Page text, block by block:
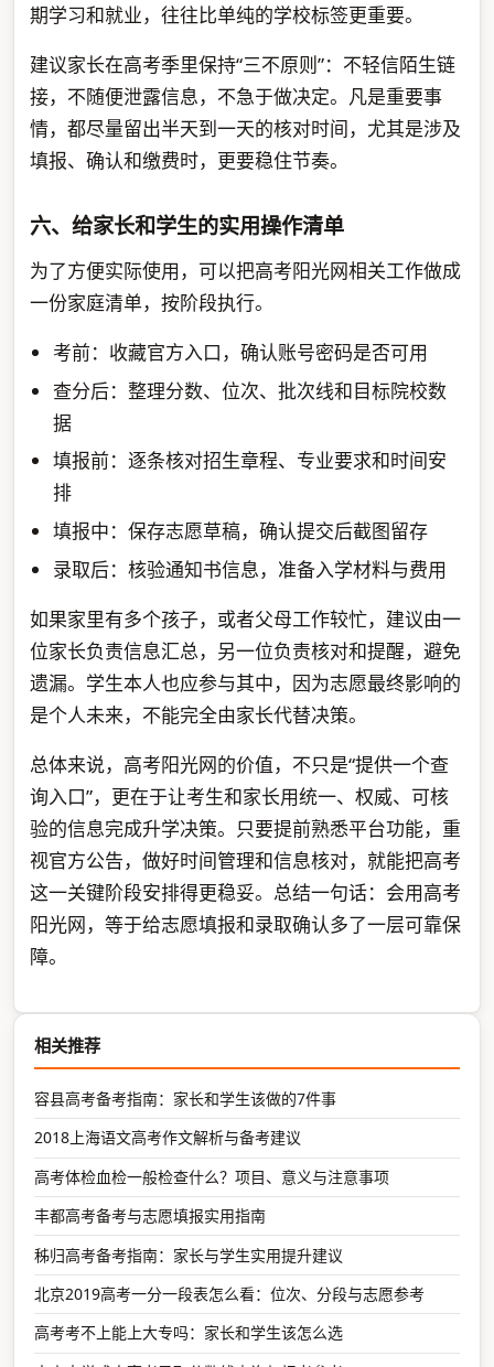
期学习和就业，往往比单纯的学校标签更重要。
建议家长在高考季里保持“三不原则”：不轻信陌生链
接，不随便泄露信息，不急于做决定。凡是重要事
情，都尽量留出半天到一天的核对时间，尤其是涉及
填报、确认和缴费时，更要稳住节奏。
六、给家长和学生的实用操作清单
为了方便实际使用，可以把高考阳光网相关工作做成
一份家庭清单，按阶段执行。
考前：收藏官方入口，确认账号密码是否可用
查分后：整理分数、位次、批次线和目标院校数
据
填报前：逐条核对招生章程、专业要求和时间安
排
填报中：保存志愿草稿，确认提交后截图留存
录取后：核验通知书信息，准备入学材料与费用
如果家里有多个孩子，或者父母工作较忙，建议由一
位家长负责信息汇总，另一位负责核对和提醒，避免
遗漏。学生本人也应参与其中，因为志愿最终影响的
是个人未来，不能完全由家长代替决策。
总体来说，高考阳光网的价值，不只是“提供一个查
询入口”，更在于让考生和家长用统一、权威、可核
验的信息完成升学决策。只要提前熟悉平台功能，重
视官方公告，做好时间管理和信息核对，就能把高考
这一关键阶段安排得更稳妥。总结一句话：会用高考
阳光网，等于给志愿填报和录取确认多了一层可靠保
障。
相关推荐
容县高考备考指南：家长和学生该做的7件事
2018上海语文高考作文解析与备考建议
高考体检血检一般检查什么？项目、意义与注意事项
丰都高考备考与志愿填报实用指南
秭归高考备考指南：家长与学生实用提升建议
北京2019高考一分一段表怎么看：位次、分段与志愿参考
高考考不上能上大专吗：家长和学生该怎么选